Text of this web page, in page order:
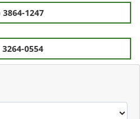
3864-1247
3264-0554